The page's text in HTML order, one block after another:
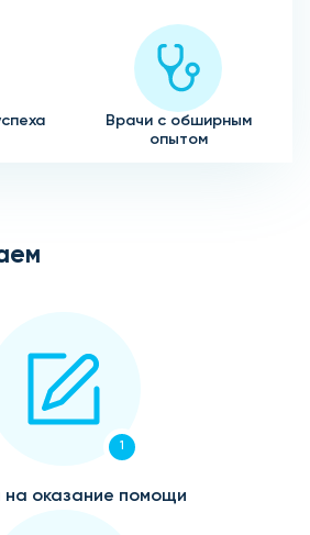
Врачи с обширным
опытом
1
на оказание помощи